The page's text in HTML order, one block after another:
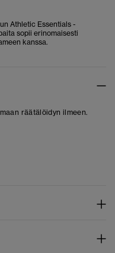
Athletic Essentials -
sopii erinomaisesti
kanssa.
räätälöidyn ilmeen.